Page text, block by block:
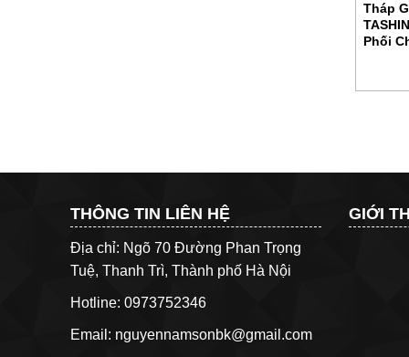
Tháp
Phối
THÔNG TIN LIÊN HỆ
Địa chỉ: Ngõ 70 Đường Phan Trọng
Tuệ, Thanh Trì, Thành phố Hà Nội
Hotline: 0973752346
Email: nguyennamsonbk@gmail.com
GIỚI